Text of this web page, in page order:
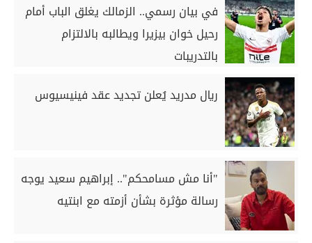
في بيان رسمي.. الزمالك يغلق الباب أمام
رحيل خوان بيزيرا ويطالبه بالالتزام
بالتدريبات
ريال مدريد يُعلن تجديد عقد فينيسيوس
"أنا مش مسامحكم".. إبراهيم سعيد يوجه
رسالة مؤثرة بشأن أزمته مع ابنتيه